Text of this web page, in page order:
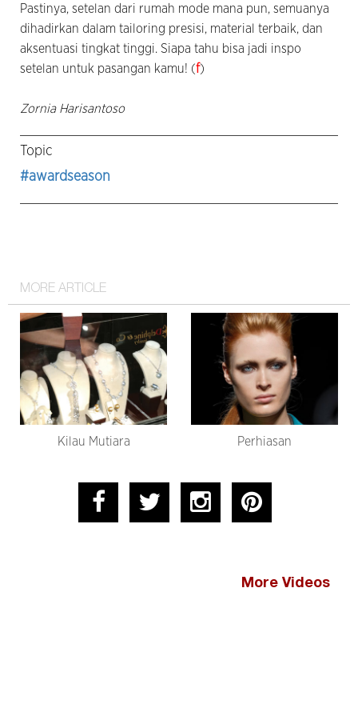
Pastinya, setelan dari rumah mode mana pun, semuanya
dihadirkan dalam tailoring presisi, material terbaik, dan
aksentuasi tingkat tinggi. Siapa tahu bisa jadi inspo
setelan untuk pasangan kamu! (f)
Zornia Harisantoso
Topic
#awardseason
MORE ARTICLE
Kilau Mutiara Perhiasan
More Videos